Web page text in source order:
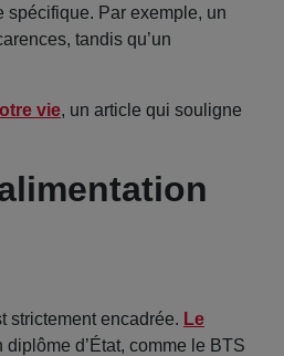
Par exemple, un
tandis qu’un
vie, un article qui souligne
strictement encadrée. Le
d’État, comme le BTS